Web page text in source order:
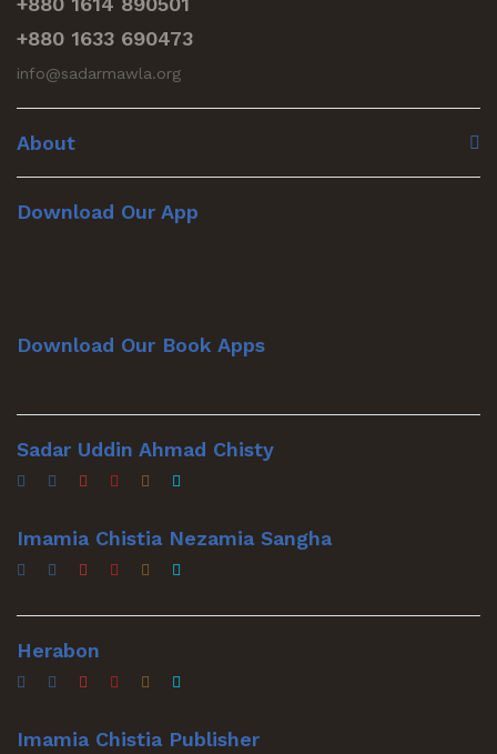
+880 1633 690473
info@sadarmawla.org
About
Download Our App
Download Our Book Apps
Sadar Uddin Ahmad Chisty
Imamia Chistia Nezamia Sangha
Herabon
Imamia Chistia Publisher